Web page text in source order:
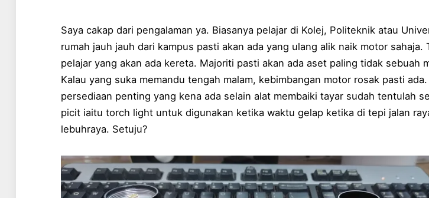
Saya cakap dari pengalaman ya. Biasanya pelajar di Kolej, Politeknik atau
rumah jauh jauh dari kampus pasti akan ada yang ulang alik naik motor sahaja.
pelajar yang akan ada kereta. Majoriti pasti akan ada aset paling tidak sebuah
Kalau yang suka memandu tengah malam, kebimbangan motor rosak pasti
persediaan penting yang kena ada selain alat membaiki tayar sudah tentulah
picit iaitu torch light untuk digunakan ketika waktu gelap ketika di tepi jalan
lebuhraya. Setuju?